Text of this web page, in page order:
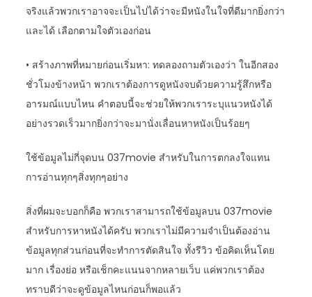
จริงแล้วพวกเราอาจจะเป็นไปได้ว่าจะมีหนังในใจที่ดีมากยิ่งกว่า
และได้ เลือกตามใจตัวเองก่อน
• สร้างภาพที่หมายก่อนเริ่มหา: ทดลองถามตัวเองว่า ในอีกสอง
ชั่วโมงข้างหน้า พวกเราต้องการดูหนังจบด้วยความรู้สึกหรือ
อารมณ์แบบไหน คำตอบนี้จะช่วยให้พวกเราระบุแนวหนังได้
อย่างรวดเร็วมากยิ่งกว่าจะมานั่งเลื่อนหาหนังเป็นร้อยๆ
ใช้ข้อมูลไม่กี่จุดบน 037movie สำหรับในการตกลงใจแทน
การอ่านทุกๆสิ่งทุกๆอย่าง
สิ่งที่ผมจะบอกก็คือ พวกเราสามารถใช้ข้อมูลบน 037movie
สำหรับการหาหนังได้ครับ พวกเราไม่มีความจำเป็นต้องอ่าน
ข้อมูลทุกส่วนก่อนที่จะทำการตัดสินใจ ทั้งรีวิว ข้อคิดเห็นโดย
มาก เรื่องย่อ หรือเช็กคะแนนจากหลายเว็บ แค่พวกเราต้อง
ทราบดีว่าจะดูข้อมูลไหนก่อนก็พอแล้ว